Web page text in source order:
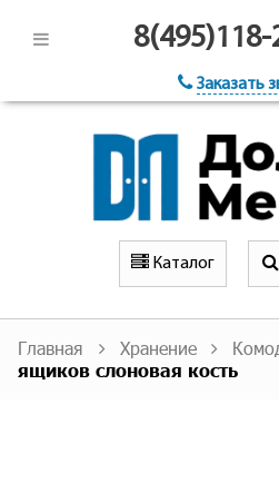
8(495)118-
Заказать
Каталог
Главная Хранение
ящиков слоновая кость